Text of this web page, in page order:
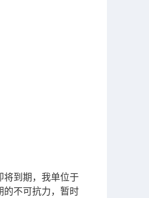
将到期，我单位于
的不可抗力，暂时